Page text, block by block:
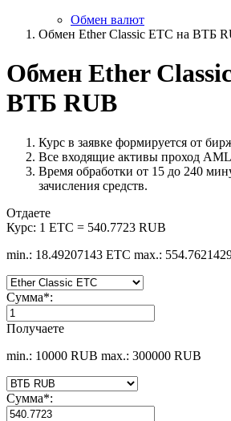
Обмен валют
Обмен Ether Classic ETC на ВТБ
Обмен Ether
ВТБ RUB
Курс в заявке формируется от
Все входящие активы проход
Время обработки от 15 до 240
зачисления средств.
Отдаете
Курс: 1 ETC = 540.7723 RUB
min.: 18.49207143 ETC max.:
Сумма*:
Получаете
min.: 10000 RUB max.: 300000 RUB
Сумма*: